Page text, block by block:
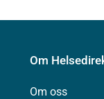
Om
Om oss